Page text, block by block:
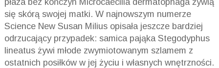
się skórą swojej matki. W najnowszym numerze
Science New Susan Miliusopisała jeszcze bardziej
odrzucający przypadek: samica pająka Stegodyphus
lineatusżywi młode zwymiotowanym szlamem z
ostatnich posiłków w jej życiu i własnych wnętrzności.